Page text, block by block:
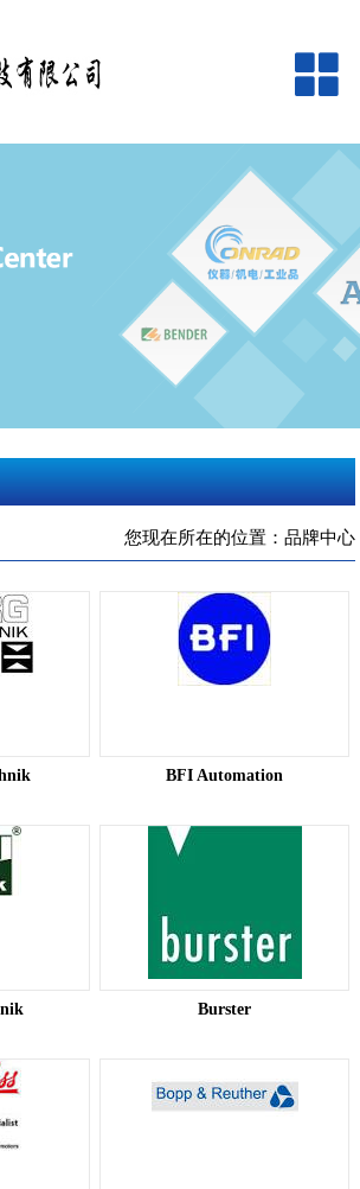
品牌中心
客户服务
在线留言
人才招聘您现在所在的位置：品牌中心
BFI Automation
Burster